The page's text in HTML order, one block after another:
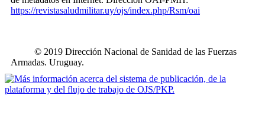
https://revistasaludmilitar.uy/ojs/index.php/Rsm/oai
© 2019 Dirección Nacional de Sanidad de las Fuerzas
Armadas. Uruguay.